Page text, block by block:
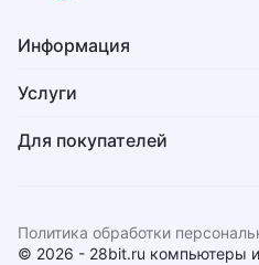
Информация
Услуги
Для покупателей
© 2026 - 28bit.ru компьютеры
Политика обработки